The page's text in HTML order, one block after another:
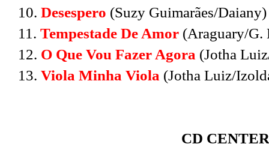
10. Desespero (Suzy Guimarães/Daiany)
11. Tempestade De Amor (Araguary/G.
12. O Que Vou Fazer Agora (Jotha
13. Viola Minha Viola (Jotha Luiz/
CD